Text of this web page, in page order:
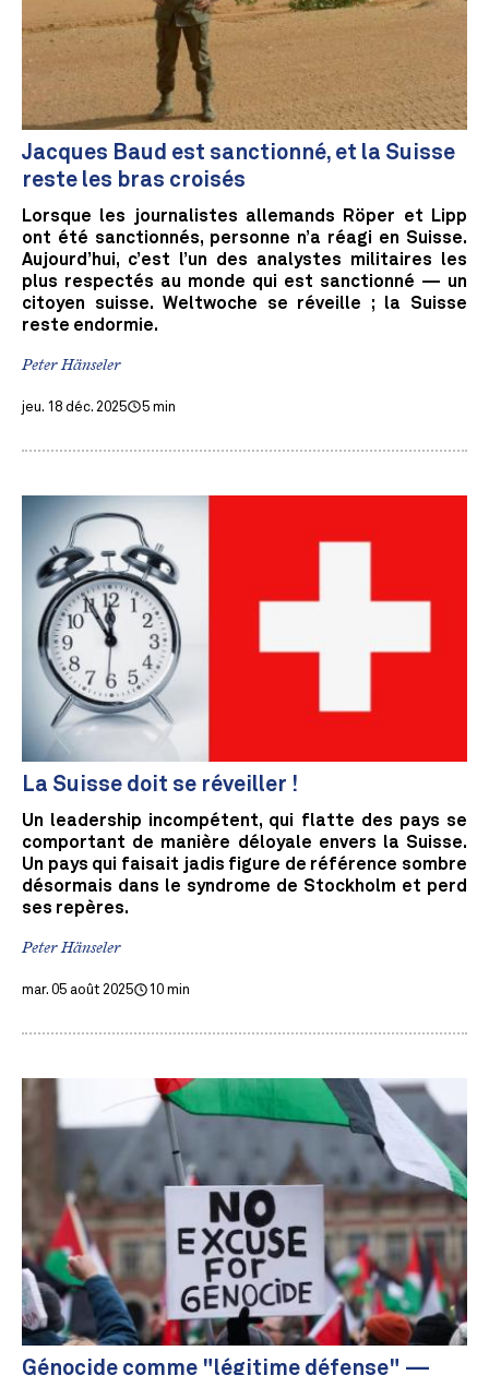
Jacques Baud est sanctionné, et la Suisse
reste les bras croisés
Lorsque les journalistes allemands Röper et Lipp
ont été sanctionnés, personne n’a réagi en Suisse.
Aujourd’hui, c’est l’un des analystes militaires les
plus respectés au monde qui est sanctionné — un
citoyen suisse. Weltwoche se réveille ; la Suisse
reste endormie.
Peter Hänseler
jeu. 18 déc. 2025 5 min
La Suisse doit se réveiller !
Un leadership incompétent, qui flatte des pays se
comportant de manière déloyale envers la Suisse.
Un pays qui faisait jadis figure de référence sombre
désormais dans le syndrome de Stockholm et perd
ses repères.
Peter Hänseler
mar. 05 août 2025 10 min
Génocide comme "légitime défense" —